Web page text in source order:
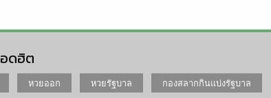
ดฮิต
หวยออก หวยรัฐบาล กองสลากกินแบ่งรัฐบาล